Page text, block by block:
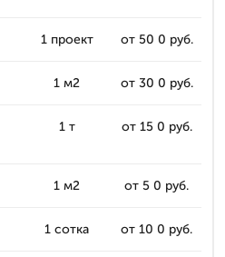
1 проект от 50 0 руб.
1 м2 от 30 0 руб.
1 т от 15 0 руб.
1 м2 от 5 0 руб.
1 сотка от 10 0 руб.